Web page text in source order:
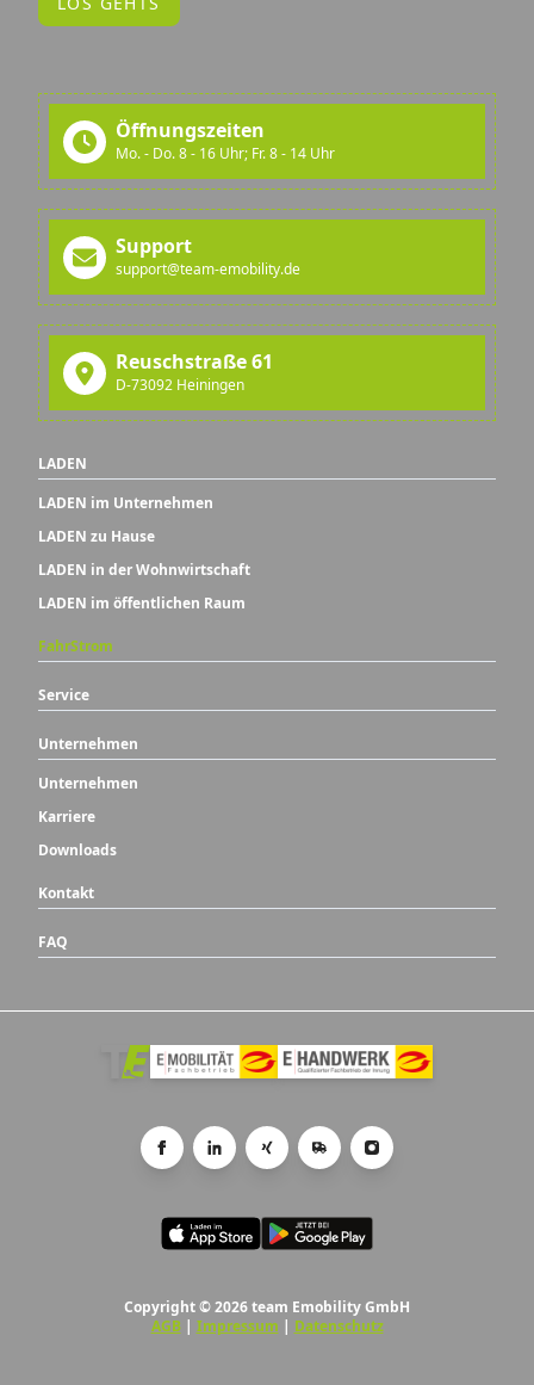
Öffnungszeiten
Mo. - Do. 8 - 16 Uhr; Fr. 8 - 14 Uhr
Support
support@team-emobility.de
Reuschstraße 61
D-73092 Heiningen
LADEN
LADEN im Unternehmen
LADEN zu Hause
LADEN in der Wohnwirtschaft
LADEN im öffentlichen Raum
FahrStrom
Service
Unternehmen
Unternehmen
Karriere
Downloads
Kontakt
FAQ
Copyright © 2026 team Emobility GmbH
AGB | Impressum | Datenschutz